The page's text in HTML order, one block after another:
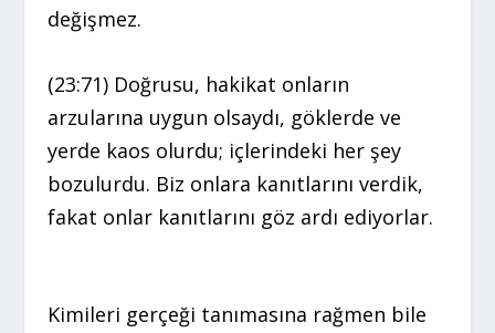
değişmez.
(23:71) Doğrusu, hakikat onların
arzularına uygun olsaydı, göklerde ve
yerde kaos olurdu; içlerindeki her şey
bozulurdu. Biz onlara kanıtlarını verdik,
fakat onlar kanıtlarını göz ardı ediyorlar.
Kimileri gerçeği tanımasına rağmen bile